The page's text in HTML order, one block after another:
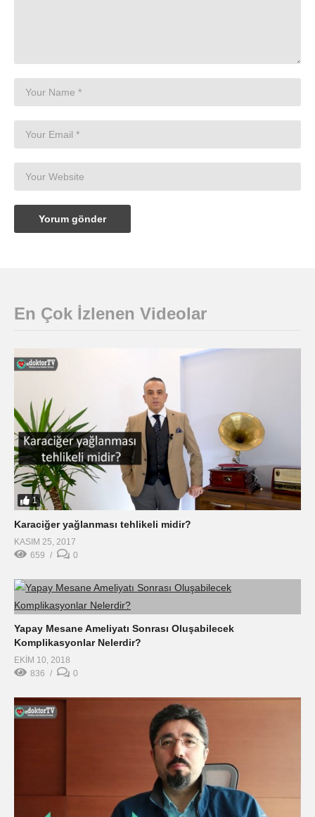
En Çok İzlenen Videolar
1
Karaciğer yağlanması tehlikeli midir?
KASIM 25, 2017
659
0
Yapay Mesane Ameliyatı Sonrası Oluşabilecek
Komplikasyonlar Nelerdir?
EKIM 10, 2018
836
0